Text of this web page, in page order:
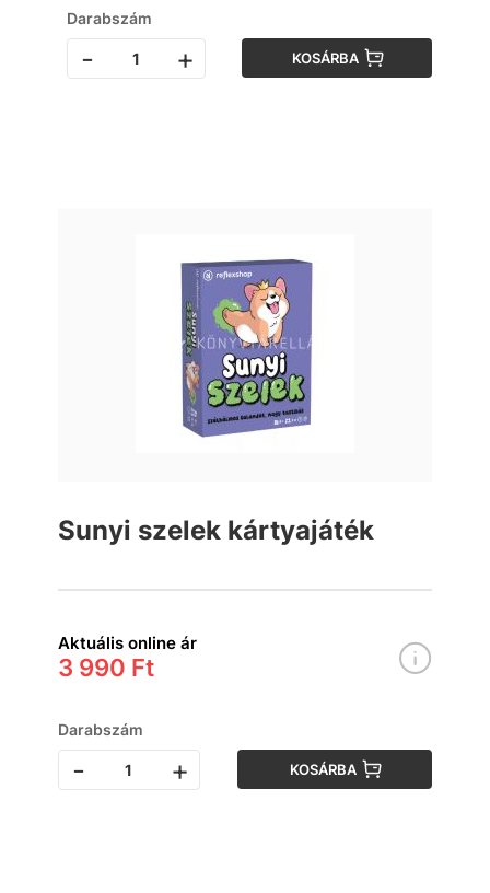
Darabszám
- + KOSÁRBA
Sunyi szelek kártyajáték
Aktuális online ár
3 990 Ft
Darabszám
- + KOSÁRBA